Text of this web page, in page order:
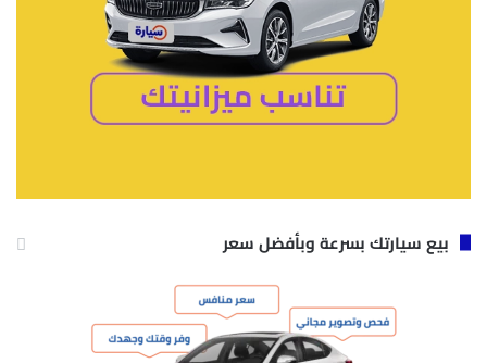
بيع سيارتك بسرعة وبأفضل سعر